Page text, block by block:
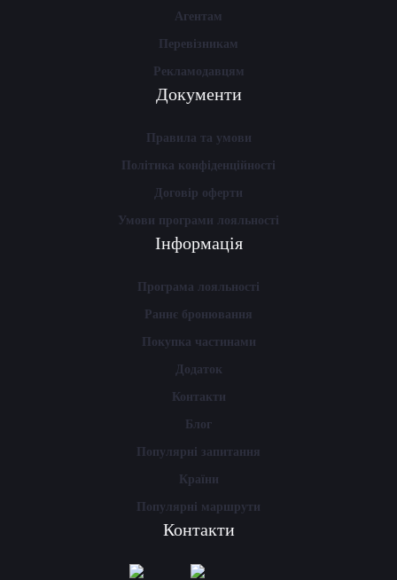
Агентам
Перевізникам
Рекламодавцям
Документи
Правила та умови
Політика конфіденційності
Договір оферти
Умови програми лояльності
Інформація
Програма лояльності
Раннє бронювання
Покупка частинами
Додаток
Контакти
Блог
Популярні запитання
Країни
Популярні маршрути
Контакти